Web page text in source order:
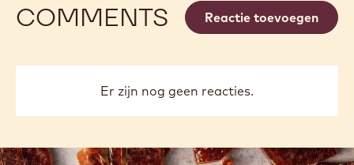
COMMENTS Reactie toevoegen
Er zijn nog geen reacties.